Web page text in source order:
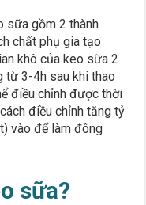
sữa gồm 2 thành
chất phụ gia tạo
khô của keo sữa 2
từ 3-4h sau khi thao
điều chỉnh được thời
điều chỉnh tăng tỷ
vào để làm đông
sữa?